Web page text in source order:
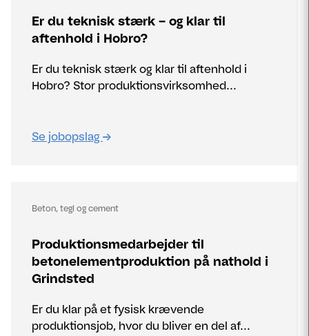
Er du teknisk stærk – og klar til
aftenhold i Hobro?
Er du teknisk stærk og klar til aftenhold i
Hobro? Stor produktionsvirksomhed...
Se jobopslag
Beton, tegl og cement
Produktionsmedarbejder til
betonelementproduktion på nathold i
Grindsted
Er du klar på et fysisk krævende
produktionsjob, hvor du bliver en del af...